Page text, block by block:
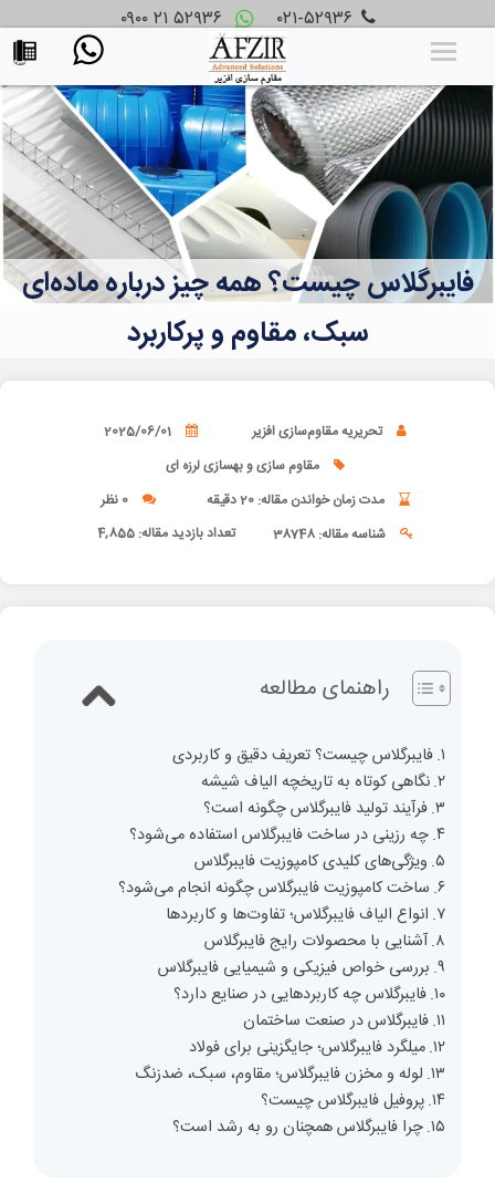
۰۲۱-۵۲۹۳۶ ۰۹۰۰ ۲۱ ۵۲۹۳۶
فایبرگلاس چیست؟ همه چیز درباره ماده‌ای
سبک، مقاوم و پرکاربرد
تحریریه مقاوم‌سازی افزیر
2025/06/01
مقاوم سازی و بهسازی لرزه ای
مدت زمان خواندن مقاله: 20 دقیقه
0 نظر
شناسه مقاله: 38748
تعداد بازدید مقاله: 4,855
راهنمای مطالعه
فایبرگلاس چیست؟ تعریف دقیق و کاربردی
نگاهی کوتاه به تاریخچه الیاف شیشه
فرآیند تولید فایبرگلاس چگونه است؟
چه رزینی در ساخت فایبرگلاس استفاده می‌شود؟
ویژگی‌های کلیدی کامپوزیت فایبرگلاس
ساخت کامپوزیت فایبرگلاس چگونه انجام می‌شود؟
انواع الیاف فایبرگلاس؛ تفاوت‌ها و کاربردها
آشنایی با محصولات رایج فایبرگلاس
بررسی خواص فیزیکی و شیمیایی فایبرگلاس
فایبرگلاس چه کاربردهایی در صنایع دارد؟
فایبرگلاس در صنعت ساختمان
میلگرد فایبرگلاس؛ جایگزینی برای فولاد
لوله و مخزن فایبرگلاس؛ مقاوم، سبک، ضدزنگ
پروفیل فایبرگلاس چیست؟
چرا فایبرگلاس همچنان رو به رشد است؟